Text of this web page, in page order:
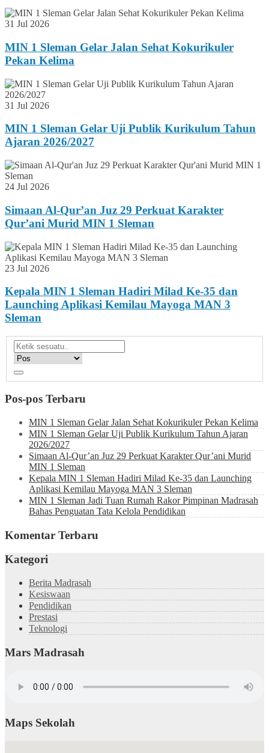
31 Jul 2026
MIN 1 Sleman Gelar Jalan Sehat Kokurikuler
Pekan Kelima
31 Jul 2026
MIN 1 Sleman Gelar Uji Publik Kurikulum Tahun
Ajaran 2026/2027
24 Jul 2026
Simaan Al-Qur’an Juz 29 Perkuat Karakter
Qur’ani Murid MIN 1 Sleman
23 Jul 2026
Kepala MIN 1 Sleman Hadiri Milad Ke-35 dan
Launching Aplikasi Kemilau Mayoga MAN 3
Sleman
Pos-pos Terbaru
MIN 1 Sleman Gelar Jalan Sehat Kokurikuler Pekan Kelima
MIN 1 Sleman Gelar Uji Publik Kurikulum Tahun Ajaran
2026/2027
Simaan Al-Qur’an Juz 29 Perkuat Karakter Qur’ani Murid
MIN 1 Sleman
Kepala MIN 1 Sleman Hadiri Milad Ke-35 dan Launching
Aplikasi Kemilau Mayoga MAN 3 Sleman
MIN 1 Sleman Jadi Tuan Rumah Rakor Pimpinan Madrasah
Bahas Penguatan Tata Kelola Pendidikan
Komentar Terbaru
Kategori
Berita Madrasah
Kesiswaan
Pendidikan
Prestasi
Teknologi
Mars Madrasah
Maps Sekolah